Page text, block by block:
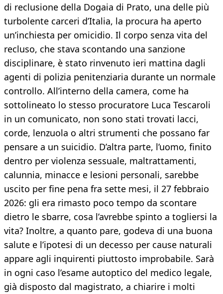
di reclusione della Dogaia di Prato, una delle più
turbolente carceri d’Italia, la procura ha aperto
un’inchiesta per omicidio. Il corpo senza vita del
recluso, che stava scontando una sanzione
disciplinare, è stato rinvenuto ieri mattina dagli
agenti di polizia penitenziaria durante un normale
controllo. All’interno della camera, come ha
sottolineato lo stesso procuratore Luca Tescaroli
in un comunicato, non sono stati trovati lacci,
corde, lenzuola o altri strumenti che possano far
pensare a un suicidio. D’altra parte, l’uomo, finito
dentro per violenza sessuale, maltrattamenti,
calunnia, minacce e lesioni personali, sarebbe
uscito per fine pena fra sette mesi, il 27 febbraio
2026: gli era rimasto poco tempo da scontare
dietro le sbarre, cosa l’avrebbe spinto a togliersi la
vita? Inoltre, a quanto pare, godeva di una buona
salute e l’ipotesi di un decesso per cause naturali
appare agli inquirenti piuttosto improbabile. Sarà
in ogni caso l’esame autoptico del medico legale,
già disposto dal magistrato, a chiarire i molti